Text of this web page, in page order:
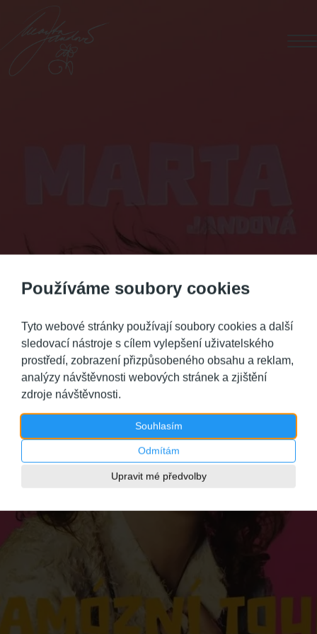
Používáme soubory cookies
Tyto webové stránky používají soubory cookies a další
sledovací nástroje s cílem vylepšení uživatelského
prostředí, zobrazení přizpůsobeného obsahu a reklam,
analýzy návštěvnosti webových stránek a zjištění
zdroje návštěvnosti.
Souhlasím
Odmítám
Upravit mé předvolby